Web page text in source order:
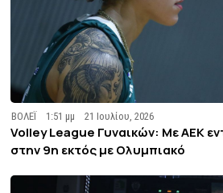
ΒΟΛΕΪ 1:51 μμ 21 Ιουλίου, 2026
Volley League Γυναικών: Με ΑΕΚ
στην 9η εκτός με Ολυμπιακό